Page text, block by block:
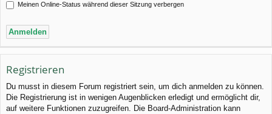
Meinen Online-Status während dieser Sitzung verbergen
Registrieren
Du musst in diesem Forum registriert sein, um dich anmelden zu können.
Die Registrierung ist in wenigen Augenblicken erledigt und ermöglicht dir,
auf weitere Funktionen zuzugreifen. Die Board-Administration kann